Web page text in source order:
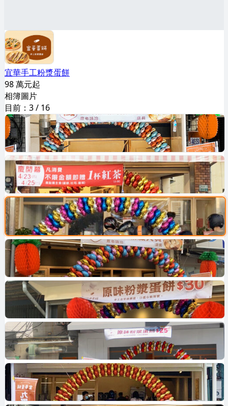
宜華手工粉漿蛋餅
98 萬元起
相簿圖片
目前： 3/ 16